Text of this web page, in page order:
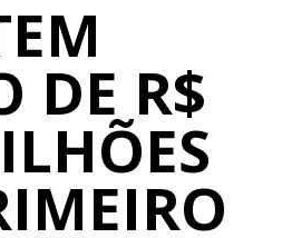
DE R$